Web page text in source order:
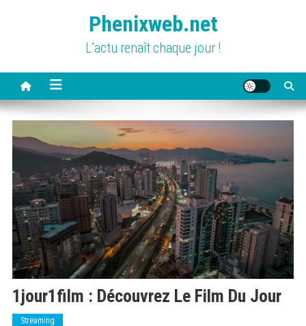
Phenixweb.net
L’actu renaît chaque jour !
1jour1film : Découvrez Le Film Du Jour
Streaming